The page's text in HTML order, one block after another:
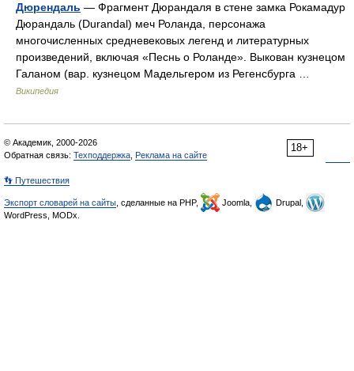
Дюрендаль — Фрагмент Дюрандаля в стене замка Рокамадур
Дюрандаль (Durandal) меч Роланда, персонажа
многочисленных средневековых легенд и литературных
произведений, включая «Песнь о Роланде». Выкован кузнецом
Галаном (вар. кузнецом Мадельгером из Регенсбурга …
Википедия
18+
© Академик, 2000-2026
Обратная связь: Техподдержка Реклама на сайте
👣 Путешествия
Экспорт словарей на сайты , сделанные на PHP, Joomla,
Drupal,
WordPress, MODx.